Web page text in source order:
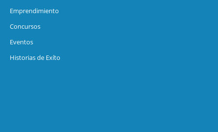
Emprendimiento
Concursos
Eventos
Historias de Exíto